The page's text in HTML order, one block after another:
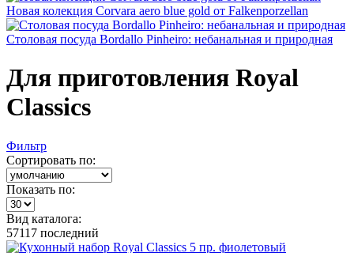
Новая колекция Corvara aero blue gold от Falkenporzellan
Столовая посуда Bordallo Pinheiro: небанальная и природная
Для приготовления Royal
Classics
Фильтр
Сортировать по:
Показать по:
Вид каталога:
57117 последний